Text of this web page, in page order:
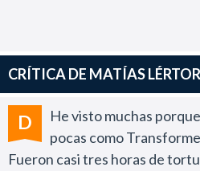
A esta altura los Autobots se
su propia película, ya que el
torno a las diversas
personajes humanos que a
los grandes problemas de la
todos los episodios.
CRÍTICA DE MATÍAS
D
He visto muchas
pocas como
Fueron casi tres horas de